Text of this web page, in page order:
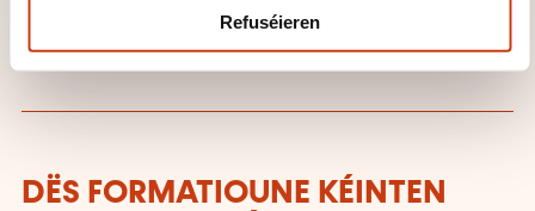
Refuséieren
DËS FORMATIOUNE KÉINTEN